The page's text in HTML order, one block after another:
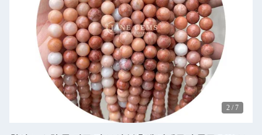
2 / 7